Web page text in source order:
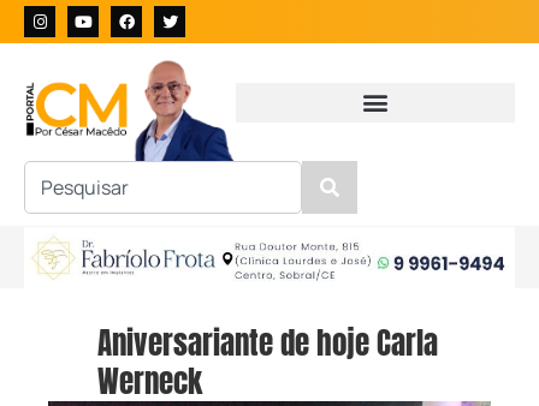
Aniversariante de hoje Carla
Werneck